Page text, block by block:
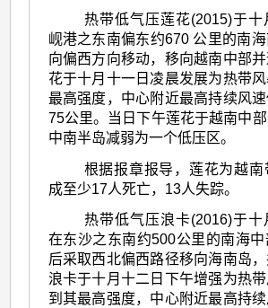
热带低气压莲花(2015)于十
岘港之东南偏东约670 公里的南海
向偏西方向移动，移向越南中部
花于十月十一日凌晨发展为热带
最高强度，中心附近最高持续风
75公里。当日下午莲花于越南中
中南半岛减弱为一个低压区。
根据报章报导，莲花为越
成至少17人死亡，13人失踪。
热带低气压浪卡(2016)于十
在东沙之东南约500公里的南海
后采取西北偏西路径移向海南岛，
浪卡于十月十二日下午增强为热
到其最高强度，中心附近最高持